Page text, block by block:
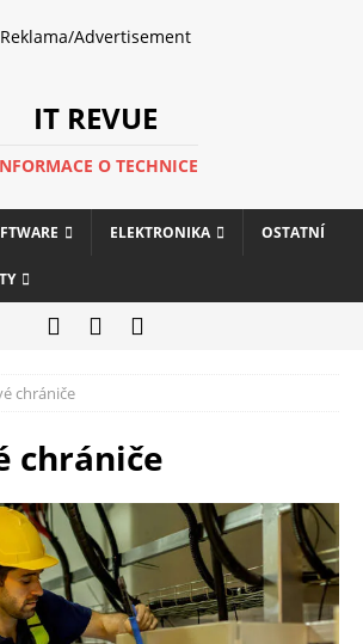
Reklama/Advertisement
IT REVUE
O TECHNICE
ELEKTRONIKA OSTATNÍ
chrániče
chrániče